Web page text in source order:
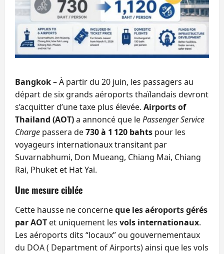
Bangkok– À partir du 20 juin, les passagers au
départ de six grands aéroports thaïlandais devront
s’acquitter d’une taxe plus élevée. Airports of
Thailand (AOT)a annoncé que lePassenger Service
Charge passera de730 à 1 120 bahts pour les
voyageurs internationaux transitant par
Suvarnabhumi, Don Mueang, Chiang Mai, Chiang
Rai, Phuket et Hat Yai.
Une mesure ciblée
Cette hausse ne concerneque les aéroports gérés
par AOT et uniquement les vols internationaux.
Les aéroports dits “locaux” ou gouvernementaux
du DOA ( Department of Airports) ainsi que les vols